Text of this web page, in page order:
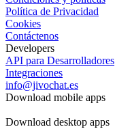
Política de Privacidad
Cookies
Contáctenos
Developers
API para Desarrolladores
Integraciones
info@jivochat.es
Download mobile apps
Download desktop apps